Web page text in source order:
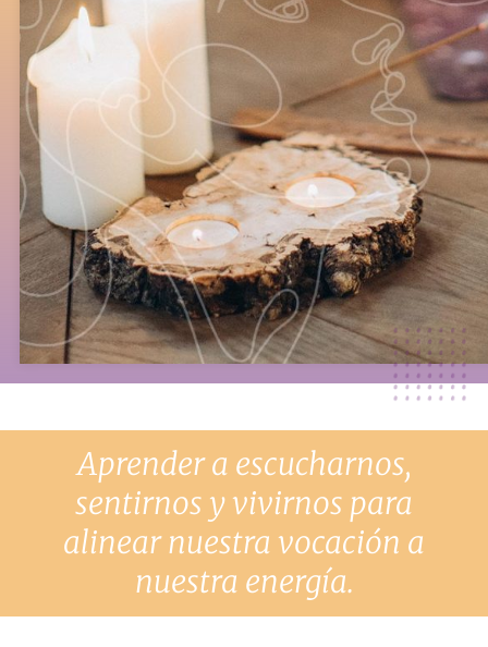
Aprender a escucharnos,
sentirnos y vivirnos para
alinear nuestra vocación a
nuestra energía.